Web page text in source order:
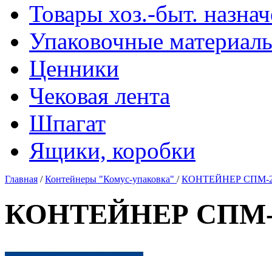
Товары хоз.-быт.
Упаковочные
Ценники
Чековая лента
Шпагат
Ящики, коробки
Главная /Контейнеры "Комус-упаковка" /КОНТЕЙНЕР СПМ-
КОНТЕЙНЕР СПМ-